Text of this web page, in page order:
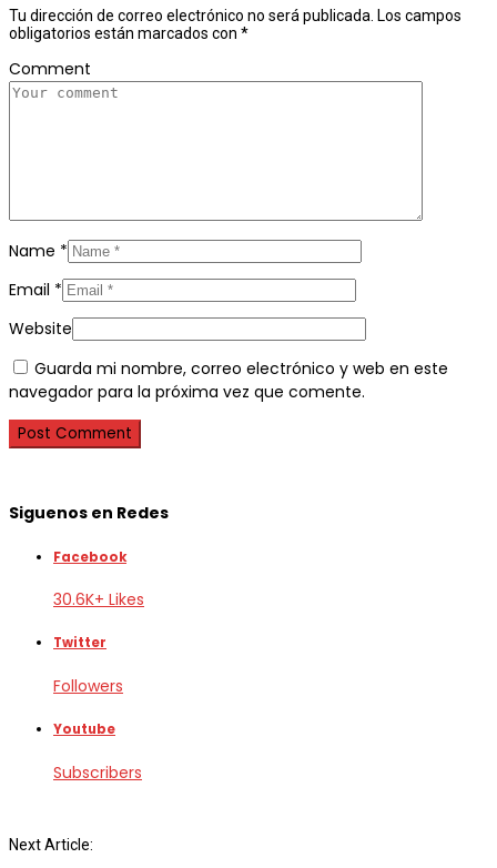
Tu dirección de correo electrónico no será publicada. Los campos
obligatorios están marcados con *
Comment
Name *
Email *
Website
Guarda mi nombre, correo electrónico y web en este
navegador para la próxima vez que comente.
Siguenos en Redes
Facebook
30.6K+ Likes
Twitter
Followers
Youtube
Subscribers
Next Article: